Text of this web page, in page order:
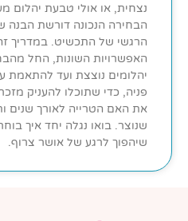
נצחית, או אולי טבעת יהלום
הבחירה הנכונה דורשת הבנה
הרגשי של התכשיט. במדריך זה
האפשרויות השונות, החל
יהלומים נוצצת ועד להתאמת
פניה, כדי שתוכלו להעניק
את האם הטרייה לאורך שנים
שנוצר. בואו נגלה יחד איך
שיהפוך לרגע של אושר צרוף.